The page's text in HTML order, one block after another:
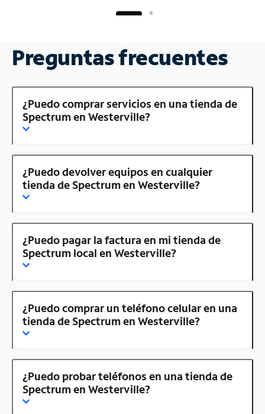
Preguntas frecuentes
¿Puedo comprar servicios en una tienda de
Spectrum en Westerville?
¿Puedo devolver equipos en cualquier
tienda de Spectrum en Westerville?
¿Puedo pagar la factura en mi tienda de
Spectrum local en Westerville?
¿Puedo comprar un teléfono celular en una
tienda de Spectrum en Westerville?
¿Puedo probar teléfonos en una tienda de
Spectrum en Westerville?